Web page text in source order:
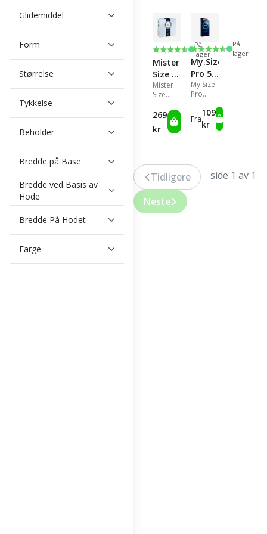
Glidemiddel
Form
Størrelse
Tykkelse
Beholder
Bredde på Base
Bredde ved Basis av
Hode
Bredde På Hodet
Farge
størrelse.
Karakter:
4.5 av 5 mulige
På
lager
Mister
Size 57
36 stk
Kondomer
Mister
Size
er
videre
enn et
269
kr
Karakter:
4.5 av 5 mulige
På
lager
My.Size
Pro 57
–
Kondomer
My.Size
Pro
er et
kondom
Fra
109
kr
Tidligere
side 1 av 1
Neste